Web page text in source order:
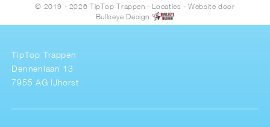
© 2019 - 2026 TipTop Trappen- Locaties - Website door
Bullseye Design
TipTop Trappen
Dennenlaan 13
7955 AG IJhorst